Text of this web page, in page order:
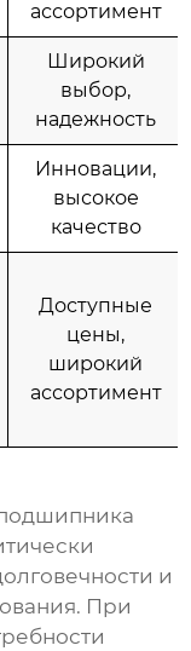
ассортимент
Широкий
выбор,
надежность
Инновации,
высокое
качество
Доступные
цены,
широкий
ассортимент
и
При